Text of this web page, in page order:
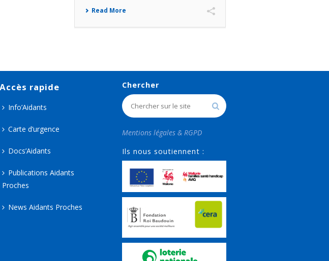
Read More
Accès rapide
Info’Aidants
Carte d’urgence
Docs’Aidants
Publications Aidants
Proches
News Aidants Proches
Chercher
Mentions légales & RGPD
Ils nous soutiennent :